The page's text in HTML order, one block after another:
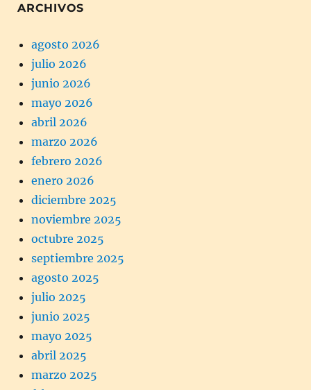
ARCHIVOS
agosto 2026
julio 2026
junio 2026
mayo 2026
abril 2026
marzo 2026
febrero 2026
enero 2026
diciembre 2025
noviembre 2025
octubre 2025
septiembre 2025
agosto 2025
julio 2025
junio 2025
mayo 2025
abril 2025
marzo 2025